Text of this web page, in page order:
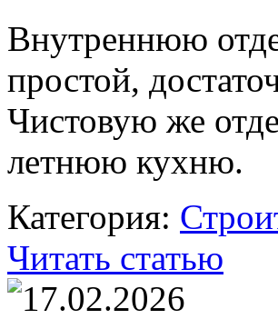
Внутреннюю
простой,
Чистовую же
летнюю кухню.
Категория:
Читать статью
17.02.2026